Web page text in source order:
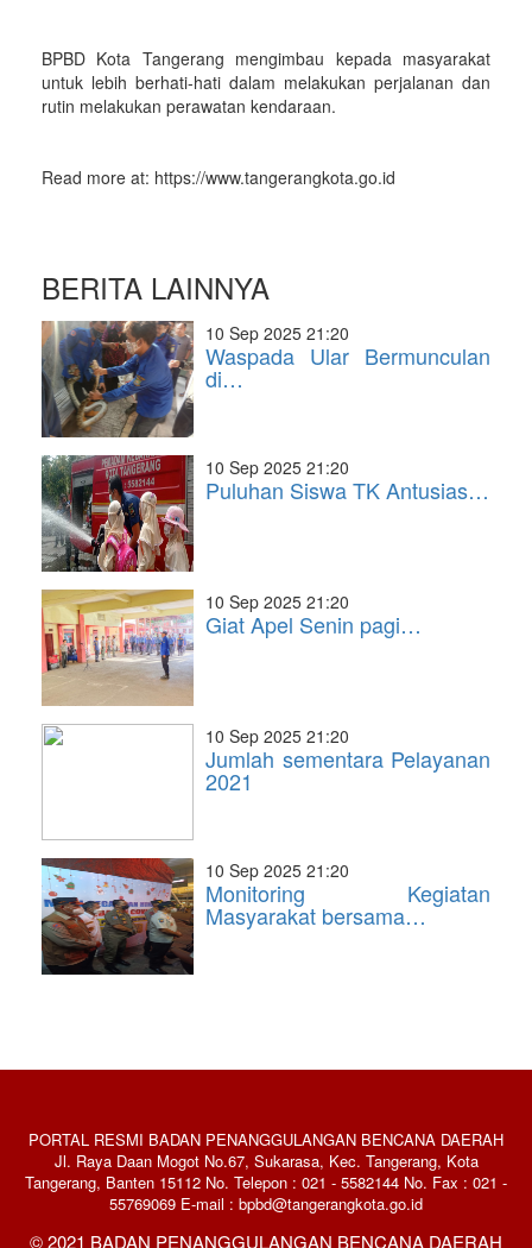
BPBD Kota Tangerang mengimbau kepada masyarakat
untuk lebih berhati-hati dalam melakukan perjalanan dan
rutin melakukan perawatan kendaraan.
Read more at: https://www.tangerangkota.go.id
BERITA LAINNYA
10 Sep 2025 21:20
Waspada Ular Bermunculan
di…
10 Sep 2025 21:20
Puluhan Siswa TK Antusias…
10 Sep 2025 21:20
Giat Apel Senin pagi…
10 Sep 2025 21:20
Jumlah sementara Pelayanan
2021
10 Sep 2025 21:20
Monitoring Kegiatan
Masyarakat bersama…
PORTAL RESMI BADAN PENANGGULANGAN BENCANA DAERAH
Jl. Raya Daan Mogot No.67, Sukarasa, Kec. Tangerang, Kota
Tangerang, Banten 15112 No. Telepon : 021 - 5582144 No. Fax : 021 -
55769069 E-mail : bpbd@tangerangkota.go.id
© 2021 BADAN PENANGGULANGAN BENCANA DAERAH